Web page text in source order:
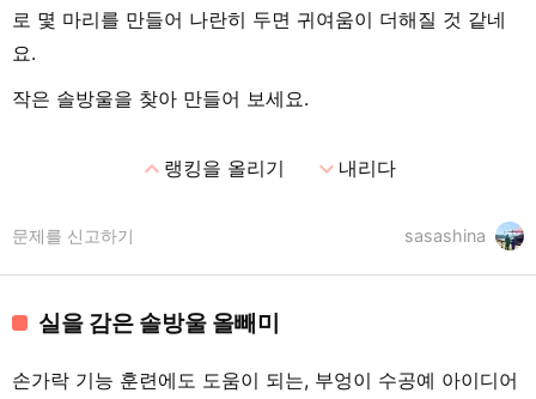
로 몇 마리를 만들어 나란히 두면 귀여움이 더해질 것 같네
요.
작은 솔방울을 찾아 만들어 보세요.
expand_less랭킹을 올리기 expand_more내리다
sasashina
문제를 신고하기
실을 감은 솔방울 올빼미
손가락 기능 훈련에도 도움이 되는, 부엉이 수공예 아이디어